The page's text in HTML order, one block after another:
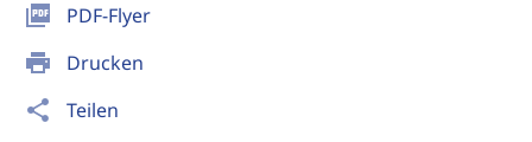
picture_as_pdf PDF-Flyer
print Drucken
share Teilen